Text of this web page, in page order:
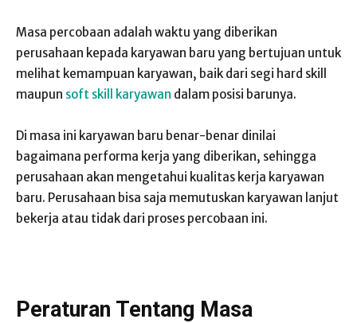
Masa percobaan adalah waktu yang diberikan
perusahaan kepada karyawan baru yang bertujuan untuk
melihat kemampuan karyawan, baik dari segi hard skill
maupun soft skill karyawan dalam posisi barunya.
Di masa ini karyawan baru benar-benar dinilai
bagaimana performa kerja yang diberikan, sehingga
perusahaan akan mengetahui kualitas kerja karyawan
baru. Perusahaan bisa saja memutuskan karyawan lanjut
bekerja atau tidak dari proses percobaan ini.
Peraturan Tentang Masa